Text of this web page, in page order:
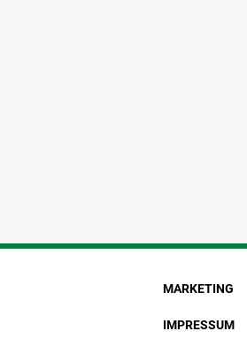
MARKETING
IMPRESSUM